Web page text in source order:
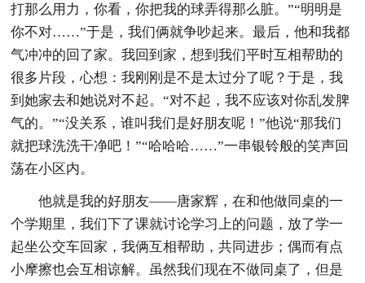
打那么用力，你看，你把我的球弄得那么脏。”“明明是
你不对……”于是，我们俩就争吵起来。最后，他和我都
气冲冲的回了家。我回到家，想到我们平时互相帮助的
很多片段，心想：我刚刚是不是太过分了呢？于是，我
到她家去和她说对不起。“对不起，我不应该对你乱发脾
气的。”“没关系，谁叫我们是好朋友呢！”他说“那我们
就把球洗洗干净吧！”“哈哈哈……”一串银铃般的笑声回
荡在小区内。
他就是我的好朋友——唐家辉，在和他做同桌的一
个学期里，我们下了课就讨论学习上的问题，放了学一
起坐公交车回家，我俩互相帮助，共同进步；偶而有点
小摩擦也会互相谅解。虽然我们现在不做同桌了，但是